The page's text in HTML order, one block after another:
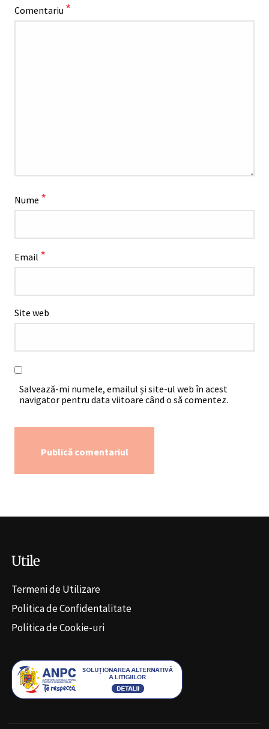
Comentariu *
Nume *
Email *
Site web
Salvează-mi numele, emailul și site-ul web în acest
navigator pentru data viitoare când o să comentez.
Utile
Termeni de Utilizare
Politica de Confidentalitate
Politica de Cookie-uri